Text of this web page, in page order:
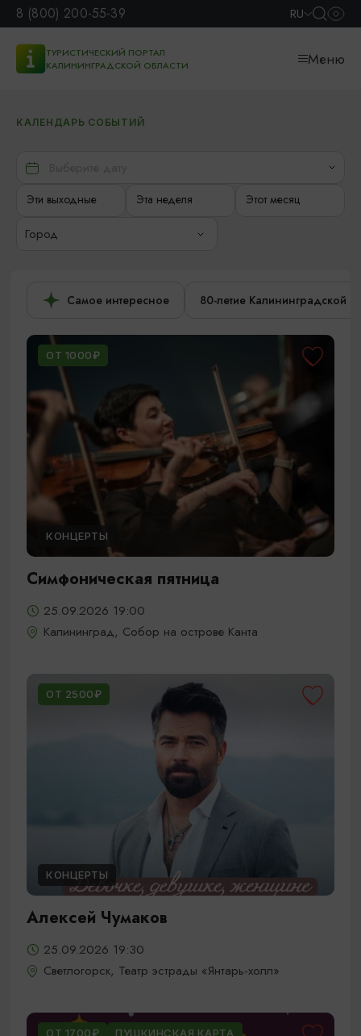
8 (800) 200-55-39 RU
ТУРИСТИЧЕСКИЙ ПОРТАЛ
КАЛИНИНГРАДСКОЙ ОБЛАСТИ
Меню
КАЛЕНДАРЬ СОБЫТИЙ
Эти выходные Эта неделя Этот месяц
Город
Самое интересное 80-летие Калининградской
ОТ 1000₽
КОНЦЕРТЫ
Симфоническая пятница
25.09.2026 19:00
Калининград, Собор на острове Канта
ОТ 2500₽
КОНЦЕРТЫ
Алексей Чумаков
25.09.2026 19:30
Светлогорск, Театр эстрады «Янтарь-холл»
ОТ 1700₽ ПУШКИНСКАЯ КАРТА